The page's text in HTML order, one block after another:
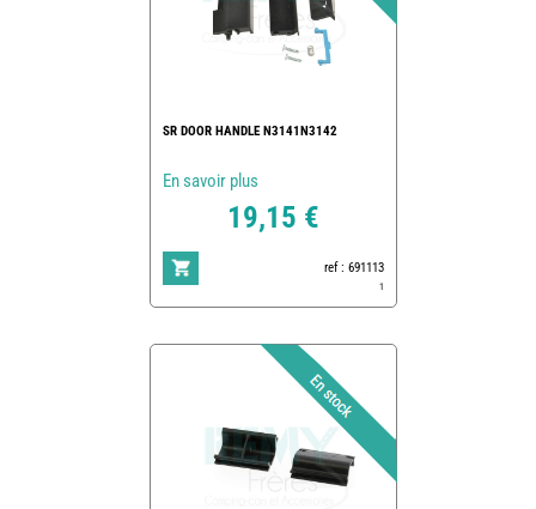
SR DOOR HANDLE N3141N3142
En savoir plus
19,15 €
ref : 691113
1